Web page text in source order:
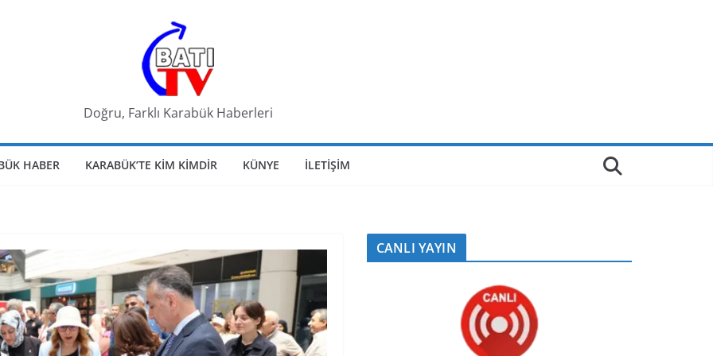
Doğru, Farklı Karabük Haberleri
HABER KARABÜK’TE KIM KIMDIR KÜNYE İLETIŞIM
CANLI YAYIN